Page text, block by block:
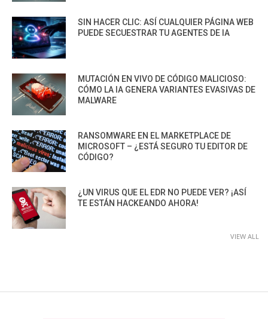
SIN HACER CLIC: ASÍ CUALQUIER PÁGINA WEB
PUEDE SECUESTRAR TU AGENTES DE IA
MUTACIÓN EN VIVO DE CÓDIGO MALICIOSO:
CÓMO LA IA GENERA VARIANTES EVASIVAS DE
MALWARE
RANSOMWARE EN EL MARKETPLACE DE
MICROSOFT – ¿ESTÁ SEGURO TU EDITOR DE
CÓDIGO?
¿UN VIRUS QUE EL EDR NO PUEDE VER? ¡ASÍ
TE ESTÁN HACKEANDO AHORA!
VIEW ALL